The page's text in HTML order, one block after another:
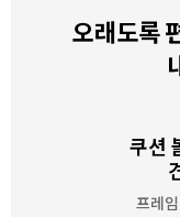
오래도록
쿠션
프레